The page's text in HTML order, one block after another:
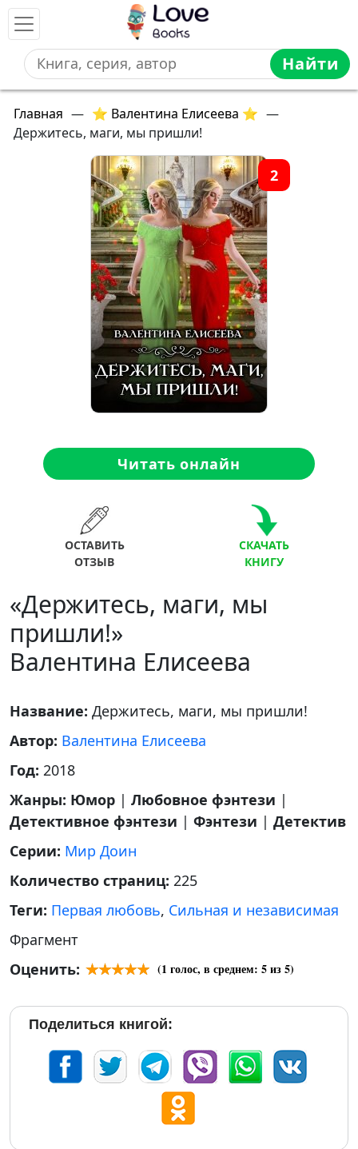
Найти
Главная — ⭐ Валентина Елисеева ⭐ —
Держитесь, маги, мы пришли!
2
Читать онлайн
ОСТАВИТЬ
ОТЗЫВ
СКАЧАТЬ
КНИГУ
«Держитесь, маги, мы
пришли!»
Валентина Елисеева
Название: Держитесь, маги, мы пришли!
Автор: Валентина Елисеева
Год: 2018
Жанры: Юмор | Любовное фэнтези |
Детективное фэнтези | Фэнтези | Детектив
Серии: Мир Доин
Количество страниц: 225
Теги: Первая любовь, Сильная и независимая
Фрагмент
Оценить:
(1 голос, в среднем: 5из 5)
Поделиться книгой: